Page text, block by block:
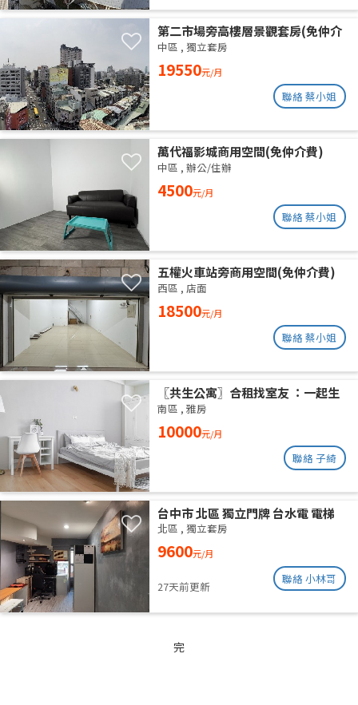
第二市場旁高樓層景觀套房(免仲介
費)
中區 , 獨立套房
19550元/月
聯絡 蔡小姐
萬代福影城商用空間(免仲介費)
中區 , 辦公/住辦
4500元/月
聯絡 蔡小姐
五權火車站旁商用空間(免仲介費)
西區 , 店面
18500元/月
聯絡 蔡小姐
〖共生公寓〗合租找室友 ：一起生
活在良善的居家環境
南區 , 雅房
10000元/月
聯絡 子綺
台中市 北區 獨立門牌 台水電 電梯
大樓 位於14樓 權狀10坪 有獨立陽
台通風採光好 獨曬獨洗 不會淋雨
北區 , 獨立套房
9600元/月
27天前更新
聯絡 小林哥
完